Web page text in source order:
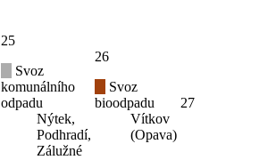
25
Svoz
komunálního
odpadu
Nýtek,
Podhradí,
Zálužné
26
Svoz
bioodpadu
Vítkov
(Opava)
27